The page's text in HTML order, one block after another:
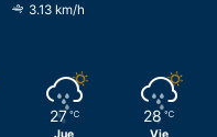
3.13 km/h
27 ℃ 28 ℃